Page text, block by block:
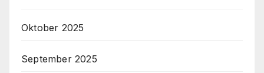
Oktober 2025
September 2025